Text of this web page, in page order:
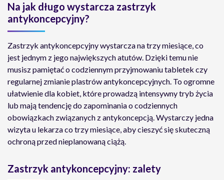
Na jak długo wystarcza zastrzyk
antykoncepcyjny?
Zastrzyk antykoncepcyjny wystarcza na trzy miesiące, co
jest jednym z jego największych atutów. Dzięki temu nie
musisz pamiętać o codziennym przyjmowaniu tabletek czy
regularnej zmianie plastrów antykoncepcyjnych. To ogromne
ułatwienie dla kobiet, które prowadzą intensywny tryb życia
lub mają tendencję do zapominania o codziennych
obowiązkach związanych z antykoncepcją. Wystarczy jedna
wizyta u lekarza co trzy miesiące, aby cieszyć się skuteczną
ochroną przed nieplanowaną ciążą.
Zastrzyk antykoncepcyjny: zalety